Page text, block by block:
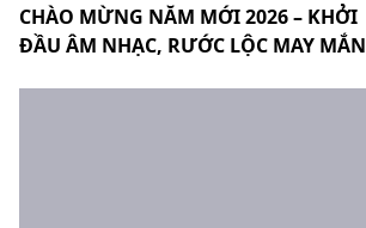
CHÀO MỪNG NĂM MỚI 2026 – KHỞI
ĐẦU ÂM NHẠC, RƯỚC LỘC MAY MẮN